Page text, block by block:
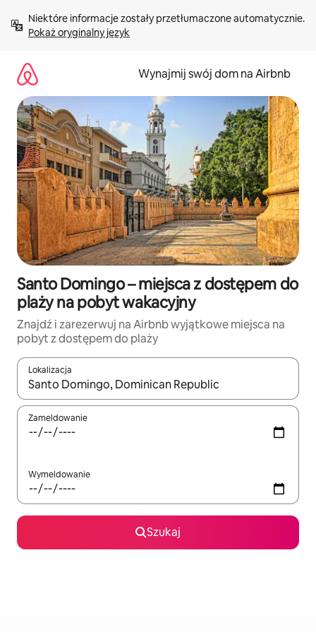
treści Pokaż oryginalny język
Wynajmij swój dom na Airbnb
Santo Domingo – miejsca z dostępem do
plaży na pobyt wakacyjny
Znajdź i zarezerwuj na Airbnb wyjątkowe miejsca na
pobyt z dostępem do plaży
Lokalizacja
Gdy wyniki będą dostępne, możesz poruszać się po nich za
Zameldowanie
Wymeldowanie
Szukaj